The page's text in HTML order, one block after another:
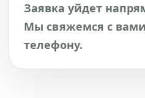
Заявка уйдет
Мы свяжемся с
телефону.